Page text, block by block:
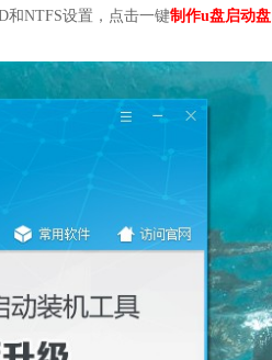
和NTFS设置，点击一键制作u盘启动盘